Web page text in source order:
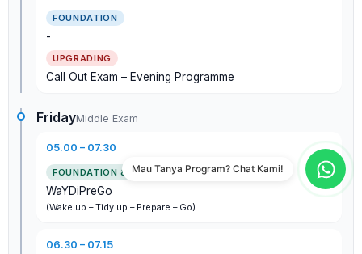
Mau Tanya Program? Chat Kami!
-
Call Out Exam – Evening Programme
FridayMiddle Exam
05.00 – 07.30
WaYDiPreGo
(Wake up – Tidy up – Prepare – Go)
06.30 – 07.15